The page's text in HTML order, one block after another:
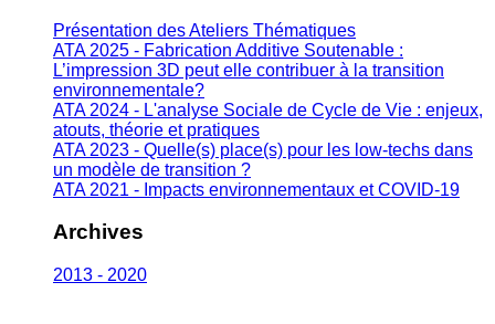
Présentation des Ateliers Thématiques
ATA 2025 - Fabrication Additive Soutenable :
L’impression 3D peut elle contribuer à la transition
environnementale?
ATA 2024 - L'analyse Sociale de Cycle de Vie : enjeux,
atouts, théorie et pratiques
ATA 2023 - Quelle(s) place(s) pour les low-techs dans
un modèle de transition ?
ATA 2021 - Impacts environnementaux et COVID-19
Archives
2013 - 2020